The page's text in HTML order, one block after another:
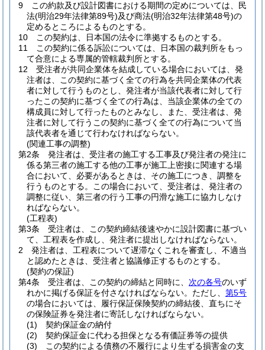
9
この約款及び設計図書における期間の定めについては、民
法(明治29年法律第89号)及び商法(明治32年法律第48号)の
定めるところによるものとする。
10
この契約は、日本国の法令に準拠するものとする。
11
この契約に係る訴訟については、日本国の裁判所をもっ
て合意による専属的管轄裁判所とする。
12
受注者が共同企業体を結成している場合においては、発
注者は、この契約に基づく全ての行為を共同企業体の代表
者に対して行うものとし、発注者が当該代表者に対して行
ったこの契約に基づく全ての行為は、当該企業体の全ての
構成員に対して行ったものとみなし、また、受注者は、発
注者に対して行うこの契約に基づく全ての行為について当
該代表者を通じて行わなければならない。
(関連工事の調整)
第2条
発注者は、受注者の施工する工事及び発注者の発注に
係る第三者の施工する他の工事が施工上密接に関連する場
合において、必要があるときは、その施工につき、調整を
行うものとする。
この場合において、受注者は、発注者の
調整に従い、第三者の行う工事の円滑な施工に協力しなけ
ればならない。
(工程表)
第3条
受注者は、この契約締結後速やかに設計図書に基づい
て、工程表を作成し、発注者に提出しなければならない。
2
発注者は、工程表について遅滞なくこれを審査し、不適当
と認めたときは、受注者と協議修正するものとする。
(契約の保証)
第4条
受注者は、この契約の締結と同時に、 次の各号のいず
れかに掲げる保証を付さなければならない。 ただし、 第5号
の場合においては、履行保証保険契約の締結後、直ちにそ
の保険証券を発注者に寄託しなければならない。
(1)
契約保証金の納付
(2)
契約保証金に代わる担保となる有価証券等の提供
(3)
この契約による債務の不履行により生ずる損害金の支